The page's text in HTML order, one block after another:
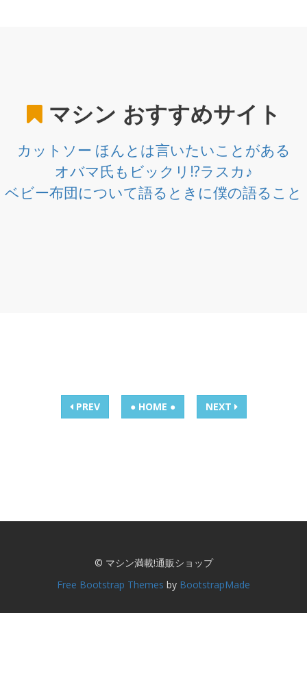
マシン おすすめサイト
カットソー ほんとは言いたいことがある
オバマ氏もビックリ!?ラスカ♪
ベビー布団について語るときに僕の語ること
PREV ● HOME ● NEXT
© マシン満載!通販ショップ
Free Bootstrap Themes by BootstrapMade